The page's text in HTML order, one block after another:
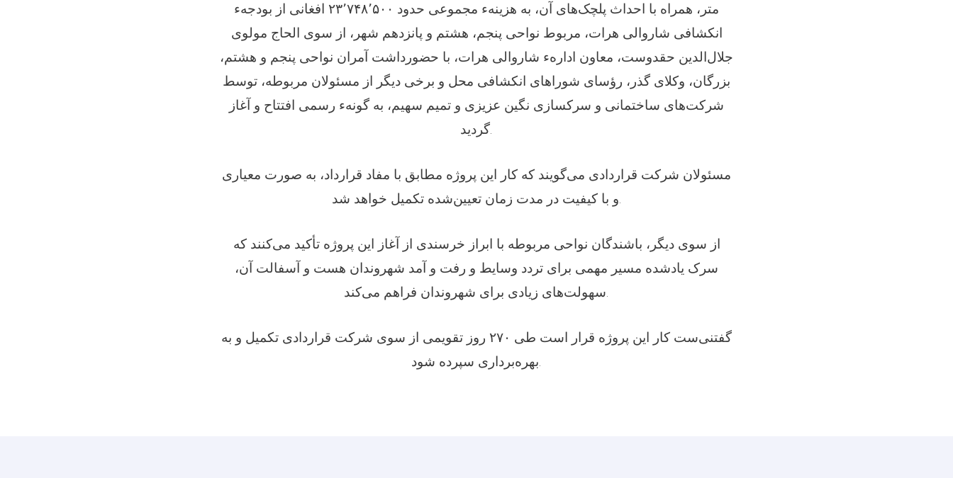
متر، همراه با احداث پلچک‌های آن، به هزینهء مجموعی حدود ۲۳٬۷۴۸٬۵۰۰ افغانی از بودجهء
انکشافی شاروالی هرات، مربوط نواحی پنجم، هشتم و پانزدهم شهر، از سوی الحاج مولوی
جلال‌الدین حقدوست، معاون ادارهء شاروالی هرات، با حضورداشت آمران نواحی پنجم و هشتم،
بزرگان، وکلای گذر، رؤسای شوراهای انکشافی محل و برخی دیگر از مسئولان مربوطه، توسط
شرکت‌های ساختمانی و سرکسازی نگین عزیزی و تمیم سهیم، به گونهء رسمی افتتاح و آغاز
گردید.
مسئولان شرکت قراردادی می‌گویند که کار این پروژه مطابق با مفاد قرارداد، به صورت معیاری
و با کیفیت در مدت زمان تعیین‌شده تکمیل خواهد شد.
از سوی دیگر، باشندگان نواحی مربوطه با ابراز خرسندی از آغاز این پروژه تأکید می‌کنند که
سرک یادشده مسیر مهمی برای تردد وسایط و رفت و آمد شهروندان هست و آسفالت آن،
سهولت‌های زیادی برای شهروندان فراهم می‌کند.
گفتنی‌ست کار این پروژه قرار است طی ۲۷۰ روز تقویمی از سوی شرکت قراردادی تکمیل و به
بهره‌برداری سپرده شود.